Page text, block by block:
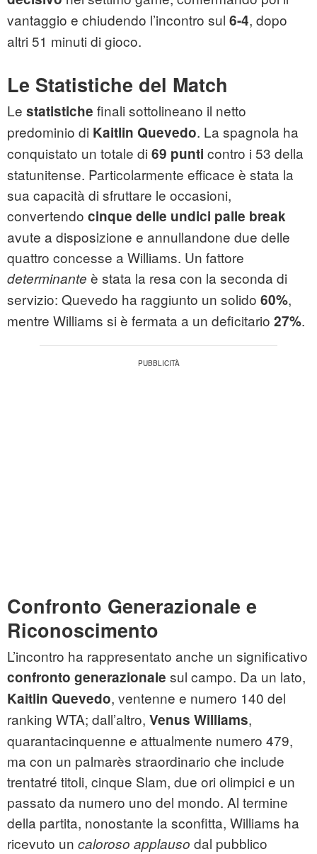
vantaggio e chiudendo l’incontro sul 6-4, dopo
altri 51 minuti di gioco.
Le Statistiche del Match
Le statistiche finali sottolineano il netto
predominio di Kaitlin Quevedo. La spagnola ha
conquistato un totale di 69 punti contro i 53 della
statunitense. Particolarmente efficace è stata la
sua capacità di sfruttare le occasioni,
convertendo cinque delle undici palle break
avute a disposizione e annullandone due delle
quattro concesse a Williams. Un fattore
determinante è stata la resa con la seconda di
servizio: Quevedo ha raggiunto un solido 60%,
mentre Williams si è fermata a un deficitario 27%.
Confronto Generazionale e
Riconoscimento
L’incontro ha rappresentato anche un significativo
confronto generazionale sul campo. Da un lato,
Kaitlin Quevedo, ventenne e numero 140 del
ranking WTA; dall’altro, Venus Williams,
quarantacinquenne e attualmente numero 479,
ma con un palmarès straordinario che include
trentatré titoli, cinque Slam, due ori olimpici e un
passato da numero uno del mondo. Al termine
della partita, nonostante la sconfitta, Williams ha
ricevuto un caloroso applauso dal pubblico